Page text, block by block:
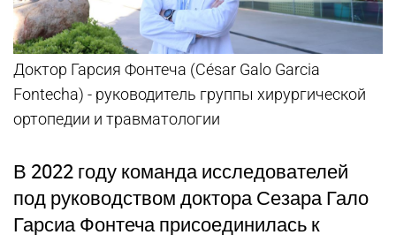
Доктор Гарсия Фонтеча (César Galo Garcia
Fontecha) - руководитель группы хирургической
ортопедии и травматологии
В 2022 году команда исследователей
под руководством доктора Сезара Гало
Гарсиа Фонтеча присоединилась к